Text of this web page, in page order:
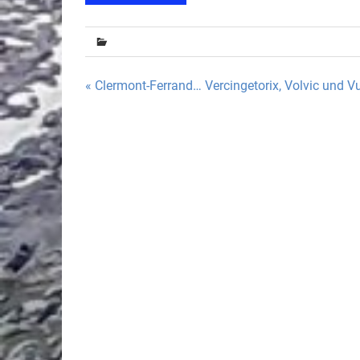
Beitragsnavigation
« Clermont-Ferrand… Vercingetorix, Volvic und